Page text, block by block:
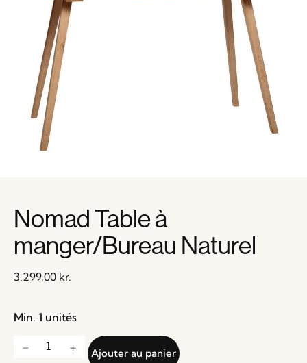
Nomad Table à
manger/Bureau Naturel
3.299,00 kr.
Min. 1 unités
Ajouter au panier